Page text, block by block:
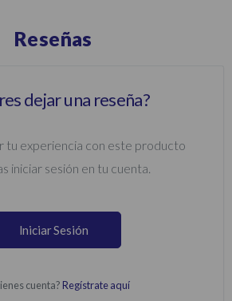
Reseñas
dejar una reseña?
tu experiencia con este producto
iniciar sesión en tu cuenta.
Iniciar Sesión
cuenta? Regístrate aquí